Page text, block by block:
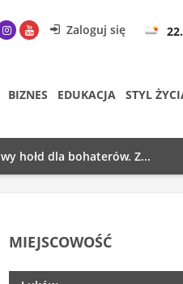
Zaloguj się
BIZNES EDUKACJA STYL
hołd dla bohaterów. Z...
MIEJSCOWOŚĆ